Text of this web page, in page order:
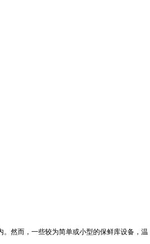
然而，一些较为简单或小型的保鲜库设备，温